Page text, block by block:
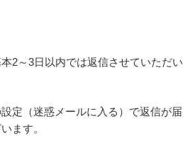
2～3日以内では返信させていただい
定（迷惑メールに入る）で返信が届
ます。